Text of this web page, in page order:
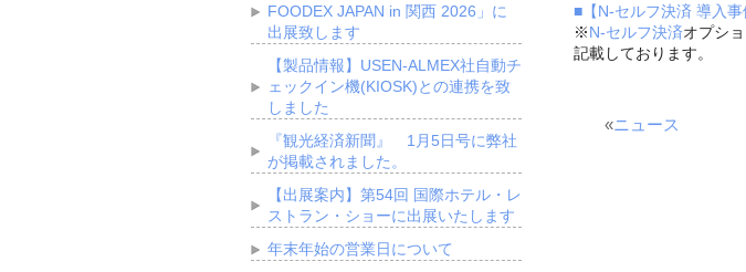
■【N-セルフ決済 導入
※N-セルフ決済オプシ
記載しております。
«ニュース
FOODEX JAPAN in 関西 2026」に
出展致します
【製品情報】USEN-ALMEX社自動チ
ェックイン機(KIOSK)との連携を致
しました
『観光経済新聞』 1月5日号に弊社
が掲載されました。
【出展案内】第54回 国際ホテル・レ
ストラン・ショーに出展いたします
年末年始の営業日について